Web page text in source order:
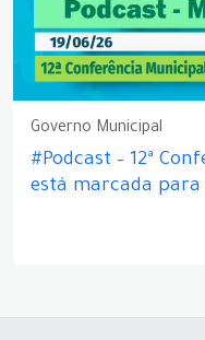
Governo Municipal
#Podcast – 12ª
está marcada para